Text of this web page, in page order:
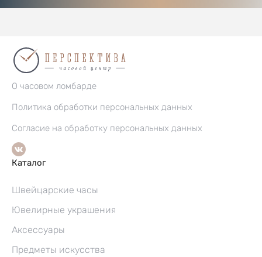
О часовом ломбарде
Политика обработки персональных данных
Согласие на обработку персональных данных
Каталог
Швейцарские часы
Ювелирные украшения
Аксессуары
Предметы искусства